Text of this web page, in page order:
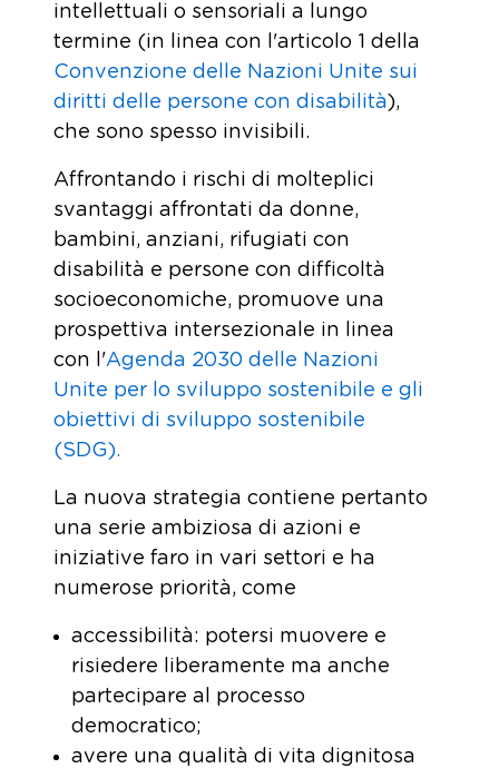
intellettuali o sensoriali a lungo
termine (in linea con l'articolo 1 della
Convenzione delle Nazioni Unite sui
diritti delle persone con disabilità),
che sono spesso invisibili.
Affrontando i rischi di molteplici
svantaggi affrontati da donne,
bambini, anziani, rifugiati con
disabilità e persone con difficoltà
socioeconomiche, promuove una
prospettiva intersezionale in linea
con l'Agenda 2030 delle Nazioni
Unite per lo sviluppo sostenibile e gli
obiettivi di sviluppo sostenibile
(SDG).
La nuova strategia contiene pertanto
una serie ambiziosa di azioni e
iniziative faro in vari settori e ha
numerose priorità, come
accessibilità: potersi muovere e
risiedere liberamente ma anche
partecipare al processo
democratico;
avere una qualità di vita dignitosa